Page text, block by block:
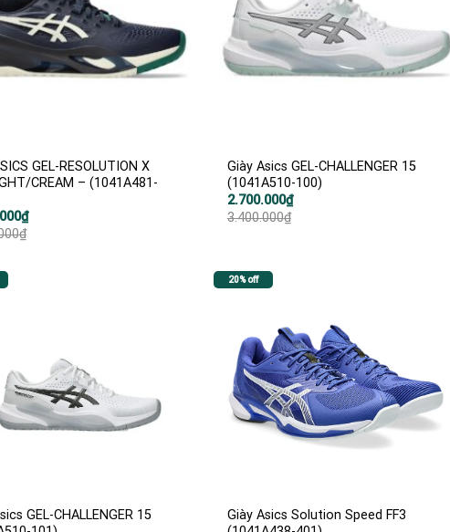
GEL-RESOLUTION X
CREAM – (1041A481-
₫
₫
Giày Asics GEL-CHALLENGER 15
(1041A510-100)
3.400.000₫
Giá
gốc
là:
2.700.000₫
Giá
hiện
tại
GEL-CHALLENGER 15
20% off
Giày Asics Solution Speed FF3